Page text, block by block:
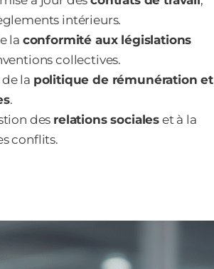
intérieurs.
la conformité aux législations
collectives.
la politique de rémunération et
.
des relations sociales et à la
conflits.